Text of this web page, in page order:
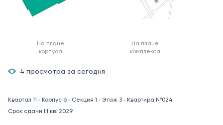
На плане
корпуса
На плане
комплекса
4 просмотра за сегодня
Квартал 11 Корпус 6 Секция 1 Этаж 3
Квартира №024
Срок сдачи III кв. 2029